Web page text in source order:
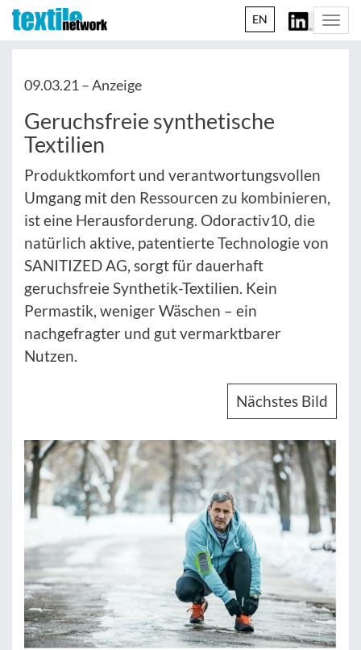
EN
09.03.21 –Anzeige
Geruchsfreie synthetische
Textilien
Produktkomfort und verantwortungsvollen
Umgang mit den Ressourcen zu kombinieren,
ist eine Herausforderung. Odoractiv10, die
natürlich aktive, patentierte Technologie von
SANITIZED AG, sorgt für dauerhaft
geruchsfreie Synthetik-Textilien. Kein
Permastik, weniger Wäschen – ein
nachgefragter und gut vermarktbarer
Nutzen.
Nächstes Bild